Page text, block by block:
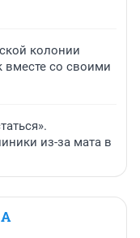
колонии
со своими
из-за мата в